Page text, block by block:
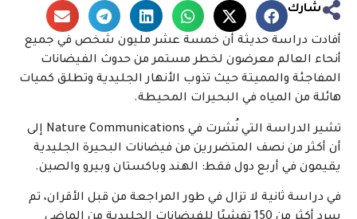
شارك
أفادت دراسة حديثة أن خمسة عشر مليون شخص في جميع
أنحاء العالم معرضون لخطر مستمر من حدوث الفيضانات
المفاجئة والمميتة حيث تذوب الأنهار الجليدية وتطلق كميات
هائلة من المياه في البحيرات المحيطة.
تشير الدراسة التي نُشرت في Nature Communications إلى
أن أكثر من نصف المتضررين من فيضانات البحيرة الجليدية
يقيمون في أربع دول فقط: الهند وباكستان وبيرو والصين.
في دراسة ثانية لا تزال في طور المراجعة من قبل الأقران، تم